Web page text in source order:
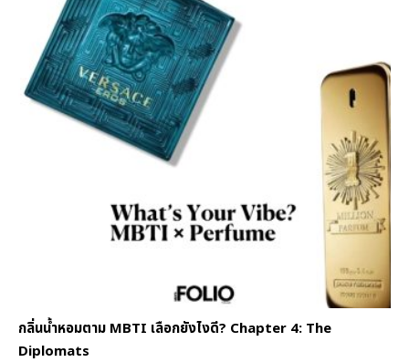
กลิ่นน้ำหอมตาม MBTI เลือกยังไงดี? Chapter 4: The
Diplomats